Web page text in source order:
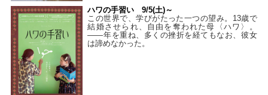
ハワの手習い 9/5(土)～
この世界で、学びがたった一つの望み。13歳で
結婚させられ、自由を奪われた母〈ハワ〉。
——年を重ね、多くの挫折を経てもなお、彼女
は諦めなかった。